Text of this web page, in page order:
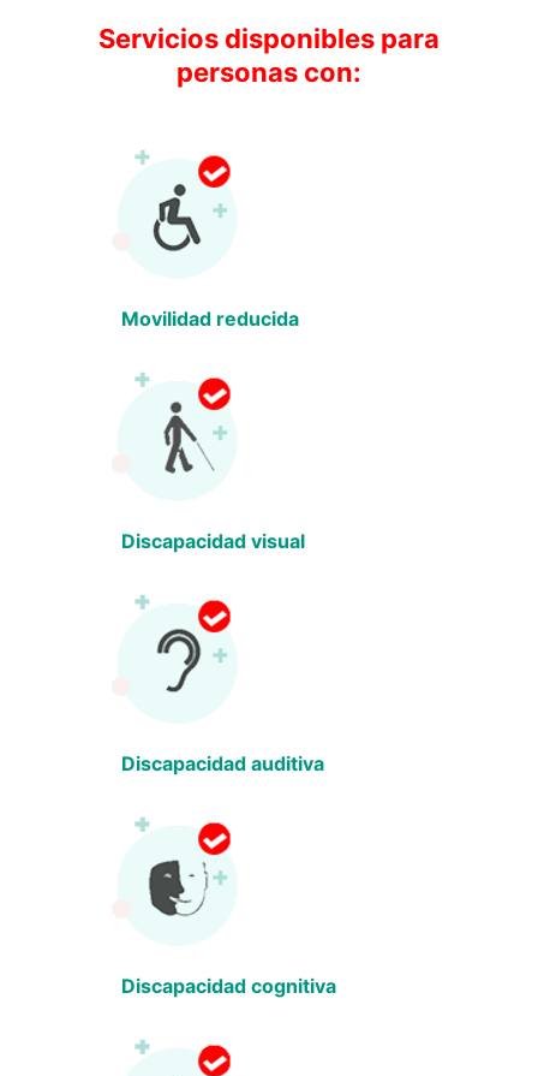
Servicios disponibles para
personas con:
Movilidad reducida
Discapacidad visual
Discapacidad auditiva
Discapacidad cognitiva